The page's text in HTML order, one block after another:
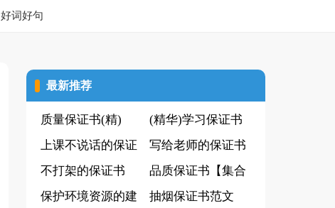
好词好句
最新推荐
质量保证书(精)
(精华)学习保证书
上课不说话的保证
书范文
写给老师的保证书
(实用)
不打架的保证书
品质保证书【集合
15篇】
保护环境资源的建
抽烟保证书范文